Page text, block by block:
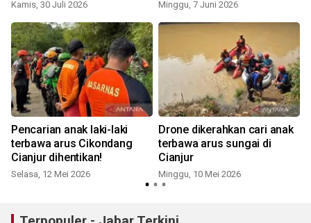
Kamis, 30 Juli 2026 Minggu, 7 Juni 2026
Pencarian anak laki-laki
terbawa arus Cikondang
Cianjur dihentikan!
Selasa, 12 Mei 2026
Drone dikerahkan cari anak
terbawa arus sungai di
Cianjur
Minggu, 10 Mei 2026